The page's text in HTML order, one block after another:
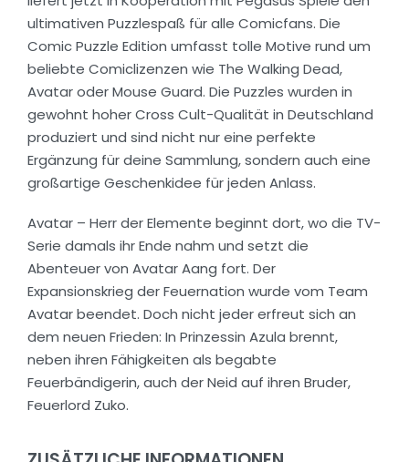
ultimativen Puzzlespaß für alle Comicfans. Die
Comic Puzzle Edition umfasst tolle Motive rund um
beliebte Comiclizenzen wie The Walking Dead,
Avatar oder Mouse Guard. Die Puzzles wurden in
gewohnt hoher Cross Cult-Qualität in Deutschland
produziert und sind nicht nur eine perfekte
Ergänzung für deine Sammlung, sondern auch eine
großartige Geschenkidee für jeden Anlass.
Avatar – Herr der Elemente beginnt dort, wo die TV-
Serie damals ihr Ende nahm und setzt die
Abenteuer von Avatar Aang fort. Der
Expansionskrieg der Feuernation wurde vom Team
Avatar beendet. Doch nicht jeder erfreut sich an
dem neuen Frieden: In Prinzessin Azula brennt,
neben ihren Fähigkeiten als begabte
Feuerbändigerin, auch der Neid auf ihren Bruder,
Feuerlord Zuko.